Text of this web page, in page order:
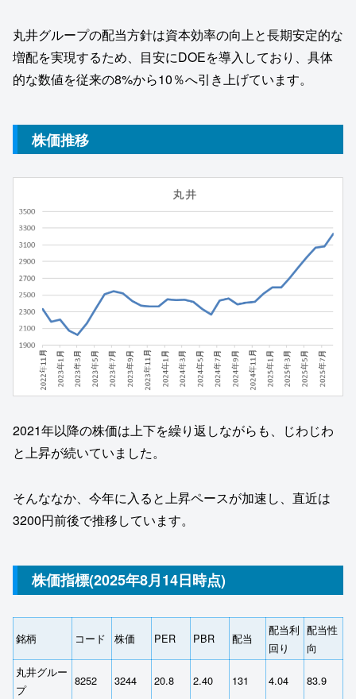
丸井グループの配当方針は資本効率の向上と長期安定的な
増配を実現するため、目安にDOEを導入しており、具体
的な数値を従来の8%から10％へ引き上げています。
株価推移
2021年以降の株価は上下を繰り返しながらも、じわじわ
と上昇が続いていました。
そんななか、今年に入ると上昇ペースが加速し、直近は
3200円前後で推移しています。
株価指標(2025年8月14日時点)
銘柄 コード 株価 PER PBR 配当
配当利
回り
配当性
向
丸井グルー
プ
8252 3244 20.8 2.40 131 4.04 83.9